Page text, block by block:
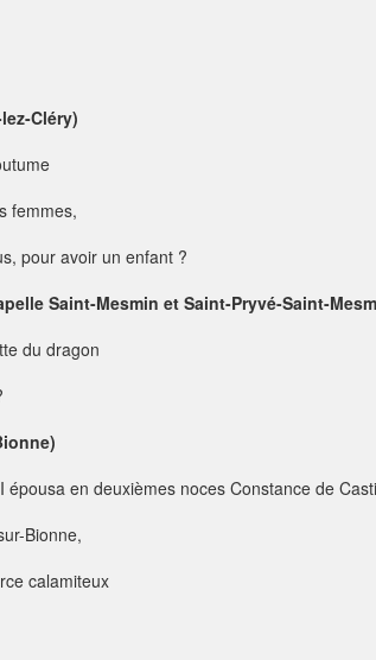
Cléry)
femmes,
pour avoir un enfant ?
Saint-Mesmin et Saint-Pryvé-Saint-
du dragon
épousa en deuxièmes noces Constance de
Bionne,
calamiteux